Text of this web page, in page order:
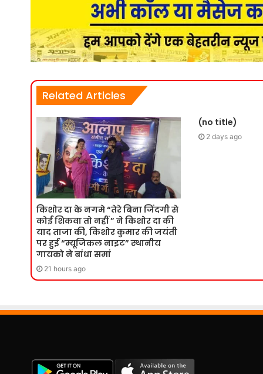
Related Articles
किशोर दा के नगमे “तेरे बिना जिंदगी से
कोई शिकवा तो नहीं ” ने किशोर दा की
याद ताजा की, किशोर कुमार की जयंती
पर हुई “म्यूजिकल नाइट” स्थानीय
गायको ने बांधा समां
21 hours ago
(no title)
2 days ago